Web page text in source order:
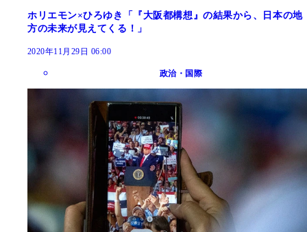
ホリエモン×ひろゆき「『大阪都構想』の結果から、日本の地
方の未来が見えてくる！」
2020年11月29日 06:00
政治・国際